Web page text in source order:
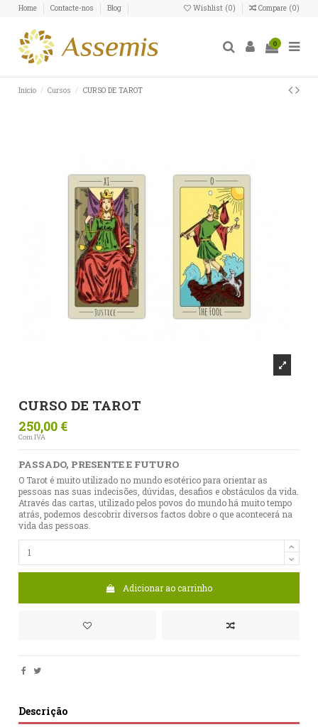
Home Contacte-nos Blog Wishlist (0) Compare (0)
0
Início Cursos CURSO DE TAROT
CURSO DE TAROT
250,00 €
Com IVA
PASSADO, PRESENTE E FUTURO
O Tarot é muito utilizado no mundo esotérico para orientar as
pessoas nas suas indecisões, dúvidas, desafios e obstáculos da vida.
Através das cartas, utilizado pelos povos do mundo há muito tempo
atrás, podemos descobrir diversos factos dobre o que acontecerá na
vida das pessoas.
Adicionar ao carrinho
Descrição